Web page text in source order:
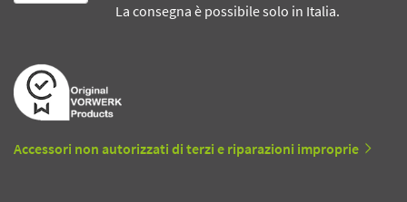
La consegna è possibile solo in Italia.
Accessori non autorizzati di terzi e riparazioni improprie